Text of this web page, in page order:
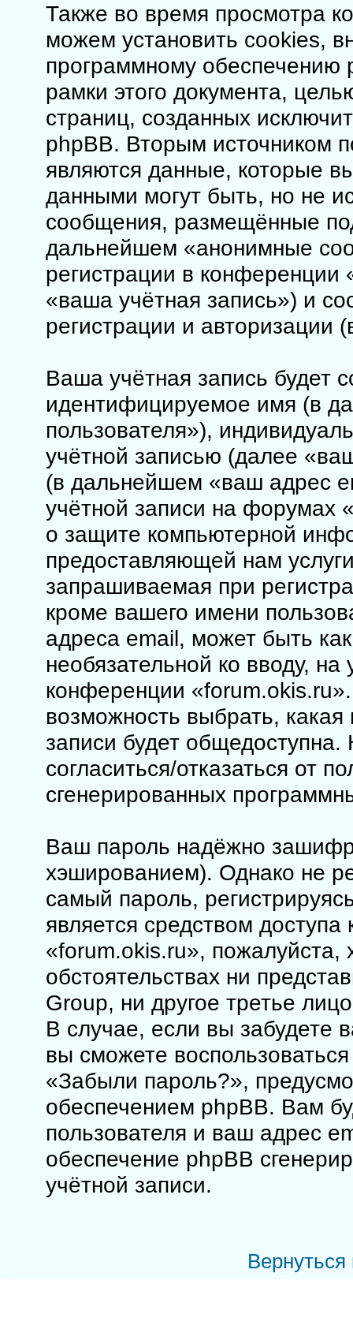
Также во время просмотра
можем установить cookies,
программному обеспечению
рамки этого документа,
страниц, созданных
phpBB. Вторым источником
являются данные, которые
данными могут быть, но не
сообщения, размещённые
дальнейшем «анонимные
регистрации в
«ваша учётная запись») и
регистрации и
Ваша учётная запись будет
идентифицируемое имя (в
пользователя»),
учётной записью (далее
(в дальнейшем «ваш адрес
учётной записи на форумах
о защите компьютерной
предоставляющей нам
запрашиваемая при
кроме вашего имени
адреса email, может быть
необязательной ко вводу,
конференции
возможность выбрать,
записи будет общедоступна.
согласиться/отказаться от
сгенерированных
Ваш пароль надёжно
хэшированием). Однако не
самый пароль,
является средством
«forum.okis.ru», пожалуйста,
обстоятельствах ни
Group, ни другое третье
В случае, если вы забудете
вы сможете
«Забыли пароль?»,
обеспечением phpBB. Вам
пользователя и ваш адрес
обеспечение phpBB
учётной записи.
Вернуться